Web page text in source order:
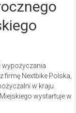
wypożyczania
firmę Nextbike Polska,
w kraju.
wystartuje w